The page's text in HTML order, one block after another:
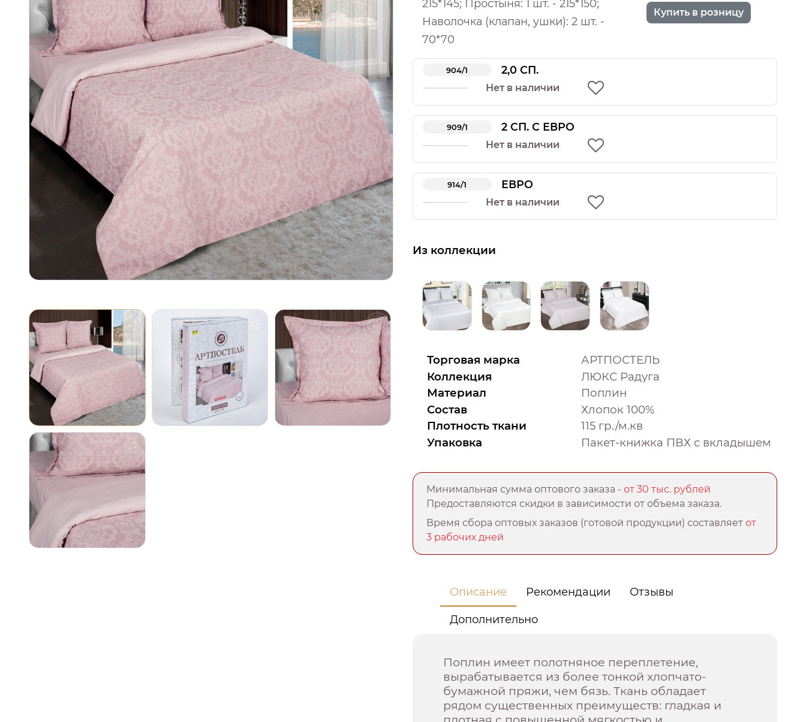
215*145; Простыня: 1 шт. - 215*150;
Наволочка (клапан, ушки): 2 шт. -
70*70
Купить в розницу
904/1 2,0 СП.
Нет в наличии
909/1 2 СП. С ЕВРО
Нет в наличии
914/1 ЕВРО
Нет в наличии
Из коллекции
Торговая марка
АРТПОСТЕЛЬ
Коллекция
ЛЮКС Радуга
Материал
Поплин
Состав
Хлопок 100%
Плотность ткани
115 гр./м.кв
Упаковка
Пакет-книжка ПВХ с вкладышем
Минимальная сумма оптового заказа -от 30 тыс. рублей
Предоставляются скидки в зависимости от объема заказа.
Время сбора оптовых заказов (готовой продукции) составляетот
3 рабочих дней
Описание Рекомендации Отзывы
Дополнительно
Поплин имеет полотняное переплетение,
вырабатывается из более тонкой хлопчато-
бумажной пряжи, чем бязь. Ткань обладает
рядом существенных преимуществ: гладкая и